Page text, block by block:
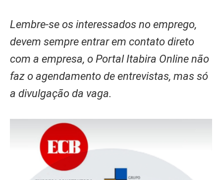
Lembre-se os interessados no emprego,
devem sempre entrar em contato direto
com a empresa, o Portal Itabira Online não
faz o agendamento de entrevistas, mas só
a divulgação da vaga.